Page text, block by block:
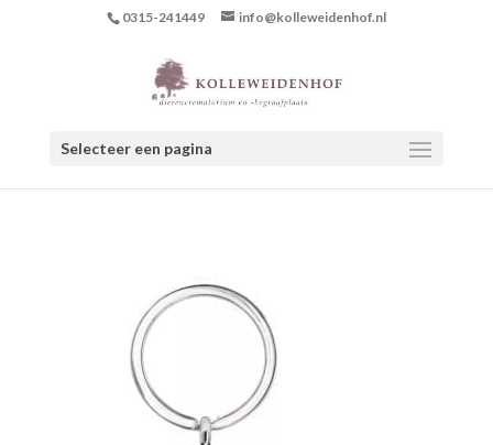
0315-241449 info@kolleweidenhof.nl
Selecteer een pagina